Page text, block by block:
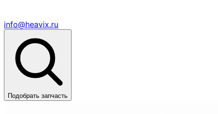
info@heavix.ru
Подобрать запчасть